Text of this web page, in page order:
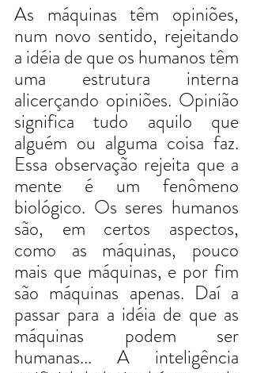
As máquinas têm opiniões,
num novo sentido, rejeitando
a idéia de que os humanos têm
uma estrutura interna
alicerçando opiniões. Opinião
significa tudo aquilo que
alguém ou alguma coisa faz.
Essa observação rejeita que a
mente é um fenômeno
biológico. Os seres humanos
são, em certos aspectos,
como as máquinas, pouco
mais que máquinas, e por fim
são máquinas apenas. Daí a
passar para a idéia de que as
máquinas podem ser
humanas... A inteligência